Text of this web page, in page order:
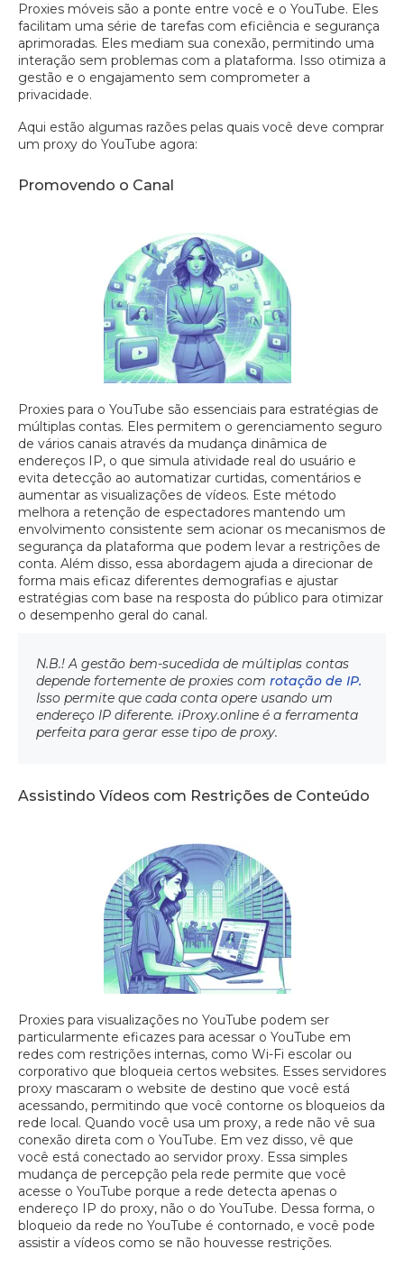
Proxies móveis são a ponte entre você e o YouTube. Eles
facilitam uma série de tarefas com eficiência e segurança
aprimoradas. Eles mediam sua conexão, permitindo uma
interação sem problemas com a plataforma. Isso otimiza a
gestão e o engajamento sem comprometer a
privacidade.
Aqui estão algumas razões pelas quais você deve comprar
um proxy do YouTube agora:
Promovendo o Canal
Proxies para o YouTube são essenciais para estratégias de
múltiplas contas. Eles permitem o gerenciamento seguro
de vários canais através da mudança dinâmica de
endereços IP, o que simula atividade real do usuário e
evita detecção ao automatizar curtidas, comentários e
aumentar as visualizações de vídeos. Este método
melhora a retenção de espectadores mantendo um
envolvimento consistente sem acionar os mecanismos de
segurança da plataforma que podem levar a restrições de
conta. Além disso, essa abordagem ajuda a direcionar de
forma mais eficaz diferentes demografias e ajustar
estratégias com base na resposta do público para otimizar
o desempenho geral do canal.
N.B.! A gestão bem-sucedida de múltiplas contas
depende fortemente de proxies com rotação de IP.
Isso permite que cada conta opere usando um
endereço IP diferente. iProxy.online é a ferramenta
perfeita para gerar esse tipo de proxy.
Assistindo Vídeos com Restrições de Conteúdo
Proxies para visualizações no YouTube podem ser
particularmente eficazes para acessar o YouTube em
redes com restrições internas, como Wi-Fi escolar ou
corporativo que bloqueia certos websites. Esses servidores
proxy mascaram o website de destino que você está
acessando, permitindo que você contorne os bloqueios da
rede local. Quando você usa um proxy, a rede não vê sua
conexão direta com o YouTube. Em vez disso, vê que
você está conectado ao servidor proxy. Essa simples
mudança de percepção pela rede permite que você
acesse o YouTube porque a rede detecta apenas o
endereço IP do proxy, não o do YouTube. Dessa forma, o
bloqueio da rede no YouTube é contornado, e você pode
assistir a vídeos como se não houvesse restrições.